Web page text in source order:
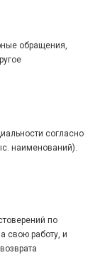
обращения,
согласно
наименований).
по
свою работу, и